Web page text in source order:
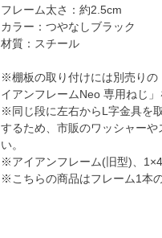
フレーム太さ：約2.5cm
カラー：つやなしブラック
材質：スチール
※棚板の取り付けには別売りの
イアンフレームNeo 専用ねじ」
※同じ段に左右からL字金具を
するため、市販のワッシャー
い。
※アイアンフレーム(旧型)、
※こちらの商品はフレーム1本